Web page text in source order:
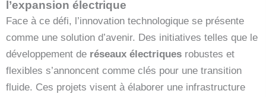
l’expansion électrique
Face à ce défi, l’innovation technologique se présente
comme une solution d’avenir. Des initiatives telles que le
développement de réseaux électriques robustes et
flexibles s’annoncent comme clés pour une transition
fluide. Ces projets visent à élaborer une infrastructure